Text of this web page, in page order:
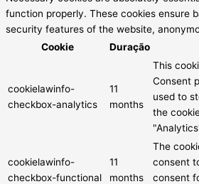
function properly. These cookies ensure
security features of the website,
Cookie
Duração
cookielawinfo-
checkbox-analytics
11
months
This
Consent
used to
the
cookielawinfo-
checkbox-functional
11
months
The
consent
consent